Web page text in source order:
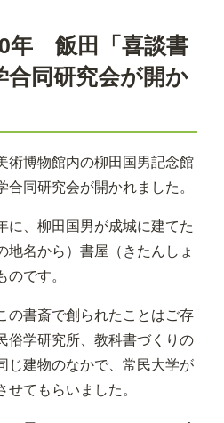
年 飯田「喜談書
合同研究会が開か
術博物館内の柳田国男記念館
同研究会が開かれました。
に、柳田国男が成城に建てた
名から）書屋（きたんしょ
のです。
の書斎で創られたことはご存
俗学研究所、教科書づくりの
じ建物のなかで、常民大学が
せてもらいました。